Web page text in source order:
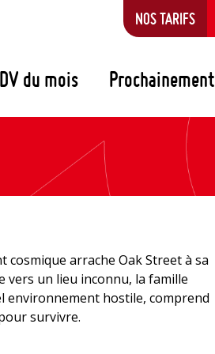
du mois Prochainement
NOS TARIFS
cosmique arrache Oak Street à sa
un lieu inconnu, la famille
environnement hostile, comprend
survivre.